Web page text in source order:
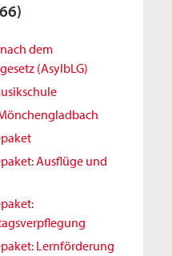
dem
(AsylbLG)
Ausflüge und
Lernförderung